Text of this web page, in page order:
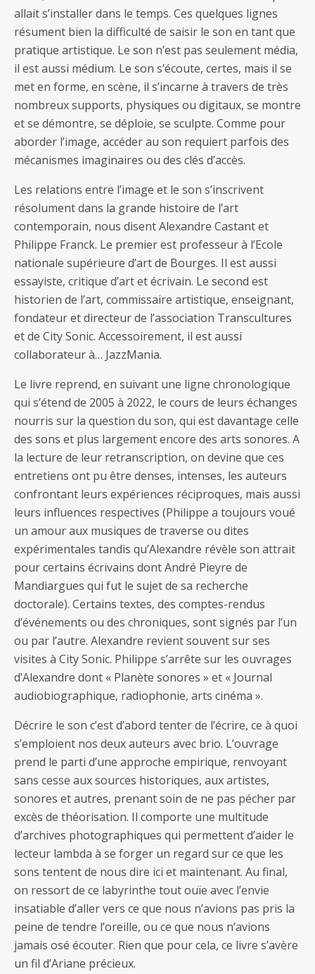
allait s’installer dans le temps. Ces quelques lignes
résument bien la difficulté de saisir le son en tant que
pratique artistique. Le son n’est pas seulement média,
il est aussi médium. Le son s’écoute, certes, mais il se
met en forme, en scène, il s’incarne à travers de très
nombreux supports, physiques ou digitaux, se montre
et se démontre, se déploie, se sculpte. Comme pour
aborder l’image, accéder au son requiert parfois des
mécanismes imaginaires ou des clés d’accès.
Les relations entre l’image et le son s’inscrivent
résolument dans la grande histoire de l’art
contemporain, nous disent Alexandre Castant et
Philippe Franck. Le premier est professeur à l’Ecole
nationale supérieure d’art de Bourges. Il est aussi
essayiste, critique d’art et écrivain. Le second est
historien de l’art, commissaire artistique, enseignant,
fondateur et directeur de l’association Transcultures
et de City Sonic. Accessoirement, il est aussi
collaborateur à… JazzMania.
Le livre reprend, en suivant une ligne chronologique
qui s’étend de 2005 à 2022, le cours de leurs échanges
nourris sur la question du son, qui est davantage celle
des sons et plus largement encore des arts sonores. A
la lecture de leur retranscription, on devine que ces
entretiens ont pu être denses, intenses, les auteurs
confrontant leurs expériences réciproques, mais aussi
leurs influences respectives (Philippe a toujours voué
un amour aux musiques de traverse ou dites
expérimentales tandis qu’Alexandre révèle son attrait
pour certains écrivains dont André Pieyre de
Mandiargues qui fut le sujet de sa recherche
doctorale). Certains textes, des comptes-rendus
d’événements ou des chroniques, sont signés par l’un
ou par l’autre. Alexandre revient souvent sur ses
visites à City Sonic. Philippe s’arrête sur les ouvrages
d’Alexandre dont « Planète sonores » et « Journal
audiobiographique, radiophonie, arts cinéma ».
Décrire le son c’est d’abord tenter de l’écrire, ce à quoi
s’emploient nos deux auteurs avec brio. L’ouvrage
prend le parti d’une approche empirique, renvoyant
sans cesse aux sources historiques, aux artistes,
sonores et autres, prenant soin de ne pas pécher par
excès de théorisation. Il comporte une multitude
d’archives photographiques qui permettent d’aider le
lecteur lambda à se forger un regard sur ce que les
sons tentent de nous dire ici et maintenant. Au final,
on ressort de ce labyrinthe tout ouïe avec l’envie
insatiable d’aller vers ce que nous n’avions pas pris la
peine de tendre l’oreille, ou ce que nous n’avions
jamais osé écouter. Rien que pour cela, ce livre s’avère
un fil d’Ariane précieux.